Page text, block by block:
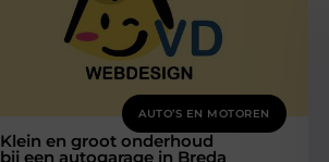
AUTO’S EN MOTOREN
Klein en groot onderhoud
bij een autogarage in Breda